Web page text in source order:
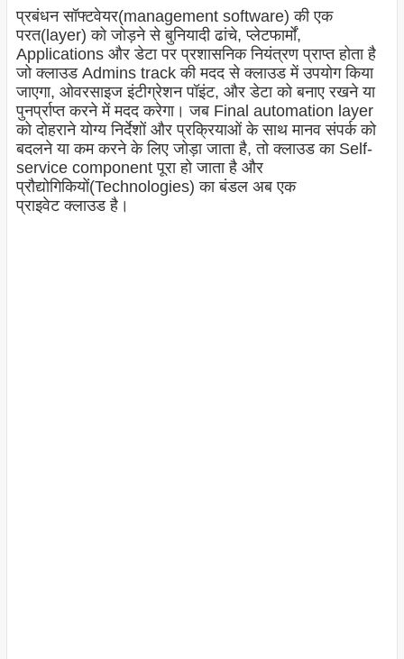
प्रबंधन सॉफ्टवेयर(management software) की एक
परत(layer) को जोड़ने से बुनियादी ढांचे, प्लेटफार्मों,
Applications और डेटा पर प्रशासनिक नियंत्रण प्राप्त होता है
जो क्लाउड Admins track की मदद से क्लाउड में उपयोग किया
जाएगा, ओवरसाइज इंटीग्रेशन पॉइंट, और डेटा को बनाए रखने या
पुनर्प्राप्त करने में मदद करेगा। जब Final automation layer
को दोहराने योग्य निर्देशों और प्रक्रियाओं के साथ मानव संपर्क को
बदलने या कम करने के लिए जोड़ा जाता है, तो क्लाउड का Self-
service component पूरा हो जाता है और
प्रौद्योगिकियों(Technologies) का बंडल अब एक
प्राइवेट क्लाउड है।